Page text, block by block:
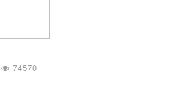
74570